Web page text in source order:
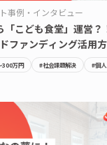
事例・インタビュー
「こども食堂」運営？
ファンディング活用
300万円 #社会課題解決 #個